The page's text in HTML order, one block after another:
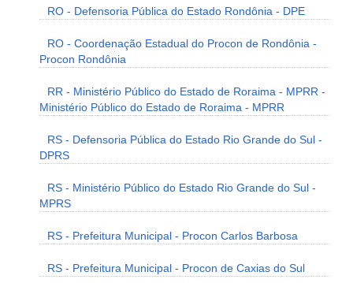
RO - Defensoria Pública do Estado Rondônia - DPE
RO - Coordenação Estadual do Procon de Rondônia -
Procon Rondônia
RR - Ministério Público do Estado de Roraima - MPRR -
Ministério Público do Estado de Roraima - MPRR
RS - Defensoria Pública do Estado Rio Grande do Sul -
DPRS
RS - Ministério Público do Estado Rio Grande do Sul -
MPRS
RS - Prefeitura Municipal - Procon Carlos Barbosa
RS - Prefeitura Municipal - Procon de Caxias do Sul